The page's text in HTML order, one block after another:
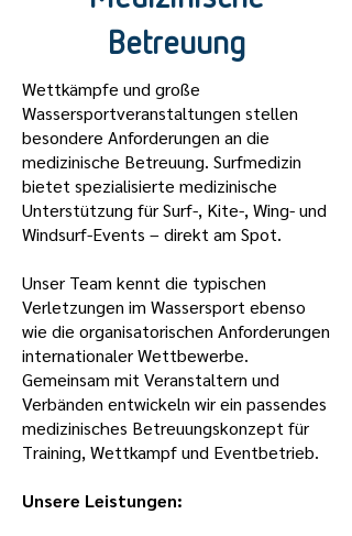
Betreuung
Wettkämpfe und große
Wassersportveranstaltungen stellen
besondere Anforderungen an die
medizinische Betreuung. Surfmedizin
bietet spezialisierte medizinische
Unterstützung für Surf-, Kite-, Wing- und
Windsurf-Events – direkt am Spot.
Unser Team kennt die typischen
Verletzungen im Wassersport ebenso
wie die organisatorischen Anforderungen
internationaler Wettbewerbe.
Gemeinsam mit Veranstaltern und
Verbänden entwickeln wir ein passendes
medizinisches Betreuungskonzept für
Training, Wettkampf und Eventbetrieb.
Unsere Leistungen: